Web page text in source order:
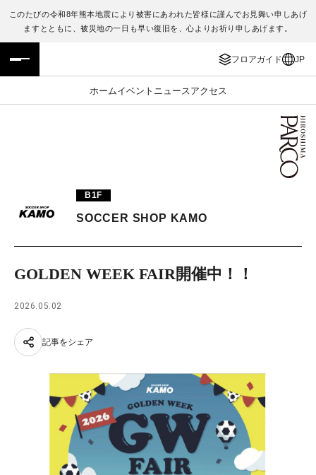
このたびの令和8年熊本地震により被害にあわれた皆様に謹んでお見舞い申しあげ
ますとともに、被災地の一日も早い復旧を、心よりお祈り申しあげます。
フロアガイド JP
ホームイベント ニュース アクセス
フロアガイド
施設案内・アクセス
TAX FREE
ENGLISH
繁体字
日本語
B1F
SOCCER SHOP KAMO
GOLDEN WEEK FAIR開催中！！
2026.05.02
記事をシェア